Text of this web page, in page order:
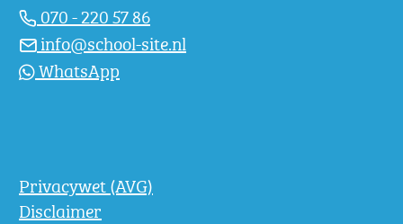
070 - 220 57 86
info@school-site.nl
WhatsApp
Privacywet (AVG)
Disclaimer